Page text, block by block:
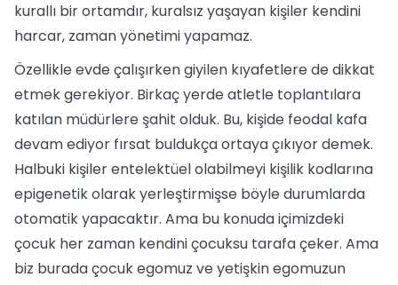
kurallı bir ortamdır, kuralsız yaşayan kişiler kendini
harcar, zaman yönetimi yapamaz.
Özellikle evde çalışırken giyilen kıyafetlere de dikkat
etmek gerekiyor. Birkaç yerde atletle toplantılara
katılan müdürlere şahit olduk. Bu, kişide feodal kafa
devam ediyor fırsat buldukça ortaya çıkıyor demek.
Halbuki kişiler entelektüel olabilmeyi kişilik kodlarına
epigenetik olarak yerleştirmişse böyle durumlarda
otomatik yapacaktır. Ama bu konuda içimizdeki
çocuk her zaman kendini çocuksu tarafa çeker. Ama
biz burada çocuk egomuz ve yetişkin egomuzun